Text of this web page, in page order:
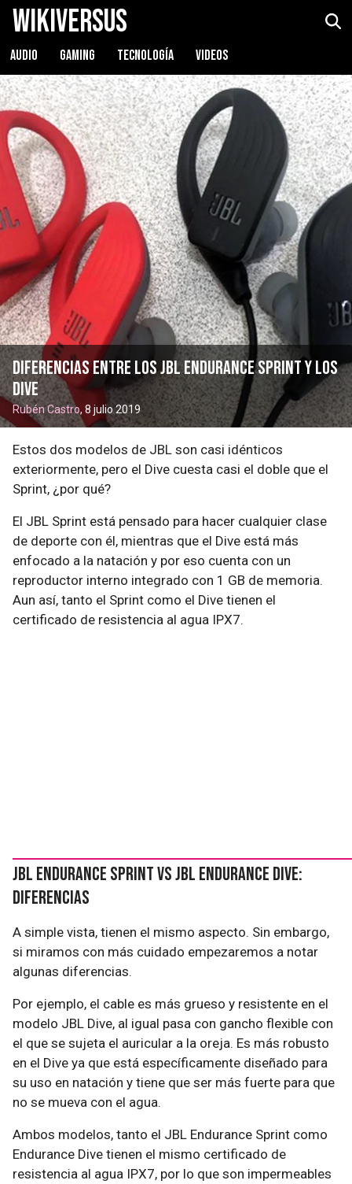
WikiVersus
AUDIO GAMING TECNOLOGÍA VIDEOS
Diferencias entre los JBL Endurance Sprint y los
Dive
Rubén Castro, 8 julio 2019
Estos dos modelos de JBL son casi idénticos
exteriormente, pero el Dive cuesta casi el doble que el
Sprint, ¿por qué?
El JBL Sprint está pensado para hacer cualquier clase
de deporte con él, mientras que el Dive está más
enfocado a la natación y por eso cuenta con un
reproductor interno integrado con 1 GB de memoria.
Aun así, tanto el Sprint como el Dive tienen el
certificado de resistencia al agua IPX7.
JBL Endurance Sprint vs JBL Endurance Dive:
diferencias
A simple vista, tienen el mismo aspecto. Sin embargo,
si miramos con más cuidado empezaremos a notar
algunas diferencias.
Por ejemplo, el cable es más grueso y resistente en el
modelo JBL Dive, al igual pasa con gancho flexible con
el que se sujeta el auricular a la oreja. Es más robusto
en el Dive ya que está específicamente diseñado para
su uso en natación y tiene que ser más fuerte para que
no se mueva con el agua.
Ambos modelos, tanto el JBL Endurance Sprint como
Endurance Dive tienen el mismo certificado de
resistencia al agua IPX7, por lo que son impermeables